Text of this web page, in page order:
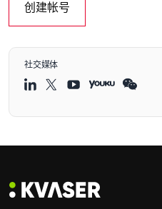
创建帐号
社交媒体